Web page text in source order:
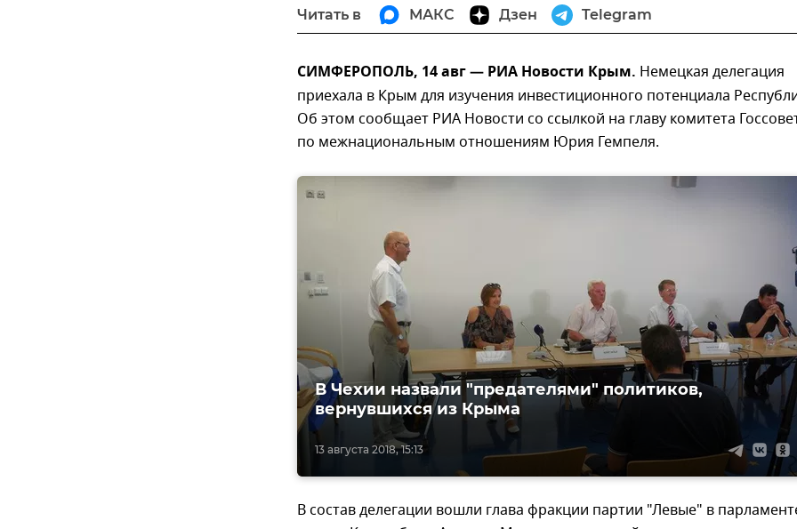
Читать в МАКС Дзен Telegram
СИМФЕРОПОЛЬ, 14 авг — РИА Новости Крым. Немецкая делегация
приехала в Крым для изучения инвестиционного потенциала
Об этом сообщает РИА Новости со ссылкой на главу комитета
по межнациональным отношениям Юрия Гемпеля.
13 августа 2018, 15:13
В Чехии назвали "предателями" политиков,
вернувшихся из Крыма
В состав делегации вошли глава фракции партии "Левые" в